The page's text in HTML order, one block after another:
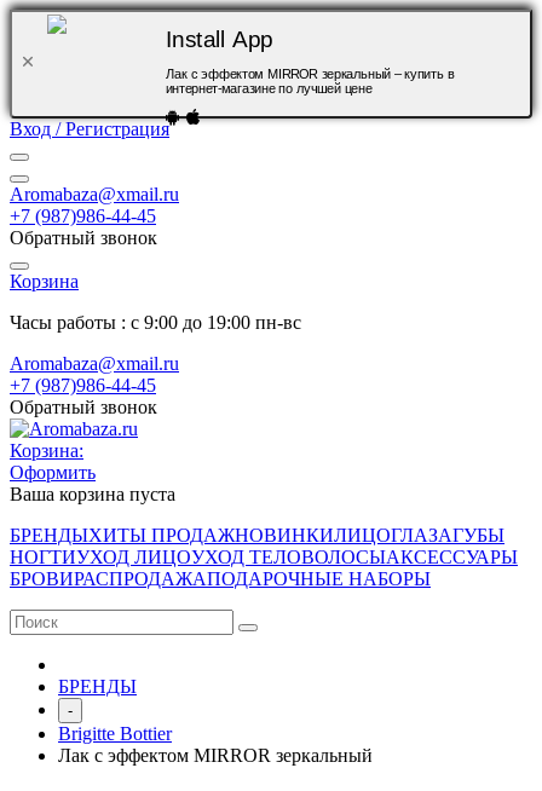
Install App
Лак с эффектом MIRROR зеркальный – купить в
интернет-магазине по лучшей цене
Вход / Регистрация
Aromabaza@xmail.ru
+7 (987)986-44-45
Обратный звонок
Корзина
Часы работы : с 9:00 до 19:00 пн-вс
Aromabaza@xmail.ru
+7 (987)986-44-45
Обратный звонок
Корзина:
Оформить
Ваша корзина пуста
БРЕНДЫХИТЫ ПРОДАЖНОВИНКИЛИЦОГЛАЗАГУБЫ
НОГТИУХОД ЛИЦОУХОД ТЕЛОВОЛОСЫАКСЕССУАРЫ
БРОВИРАСПРОДАЖАПОДАРОЧНЫЕ НАБОРЫ
БРЕНДЫ
-
Brigitte Bottier
Лак с эффектом MIRROR зеркальный